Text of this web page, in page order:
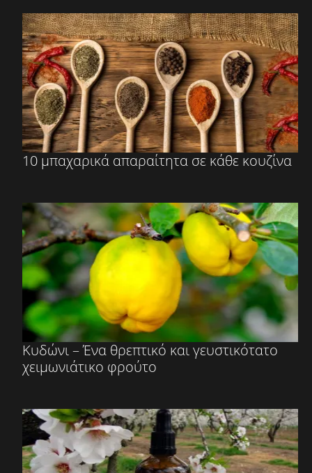
10 μπαχαρικά απαραίτητα σε κάθε κουζίνα
Κυδώνι – Ένα θρεπτικό και γευστικότατο
χειμωνιάτικο φρούτο